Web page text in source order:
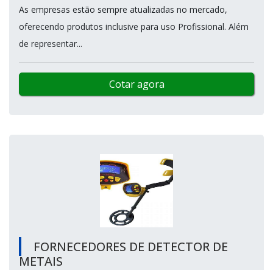
As empresas estão sempre atualizadas no mercado,
oferecendo produtos inclusive para uso Profissional. Além
de representar...
Cotar agora
FORNECEDORES DE DETECTOR DE
METAIS